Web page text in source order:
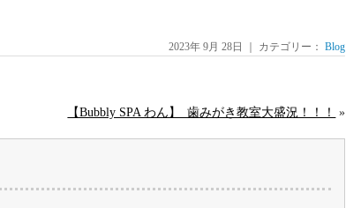
2023年 9月 28日 ｜ カテゴリー：Blog
【Bubbly SPA わん】_歯みがき教室大盛況！！！ »